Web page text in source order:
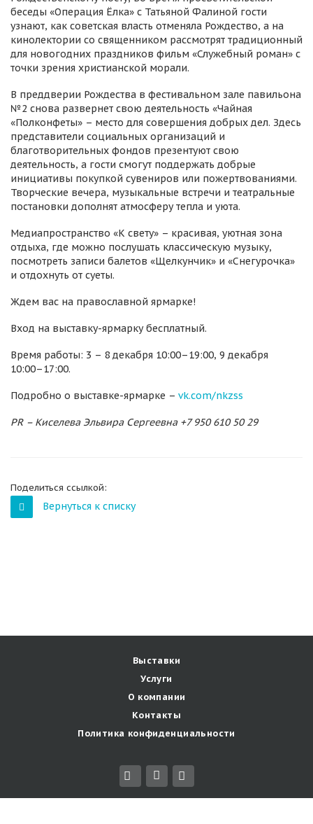
беседы «Операция Ёлка» с Татьяной Фалиной гости
узнают, как советская власть отменяла Рождество, а на
кинолектории со священником рассмотрят традиционный
для новогодних праздников фильм «Служебный роман» с
точки зрения христианской морали.
В преддверии Рождества в фестивальном зале павильона
№2 снова развернет свою деятельность «Чайная
«Полконфеты» – место для совершения добрых дел. Здесь
представители социальных организаций и
благотворительных фондов презентуют свою
деятельность, а гости смогут поддержать добрые
инициативы покупкой сувениров или пожертвованиями.
Творческие вечера, музыкальные встречи и театральные
постановки дополнят атмосферу тепла и уюта.
Медиапространство «К свету» – красивая, уютная зона
отдыха, где можно послушать классическую музыку,
посмотреть записи балетов «Щелкунчик» и «Снегурочка»
и отдохнуть от суеты.
Ждем вас на православной ярмарке!
Вход на выставку-ярмарку бесплатный.
Время работы: 3 – 8 декабря 10:00–19:00, 9 декабря
10:00–17:00.
Подробно о выставке-ярмарке – vk.com/nkzss
PR – Киселева Эльвира Сергеевна +7 950 610 50 29
Поделиться ссылкой:
Вернуться к списку
Выставки
Услуги
О компании
Контакты
Политика конфиденциальности